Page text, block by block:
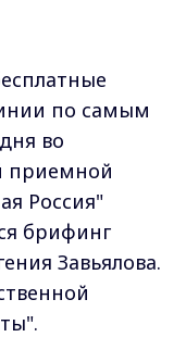
по самым
во
приемной
Россия"
брифинг
Завьялова.